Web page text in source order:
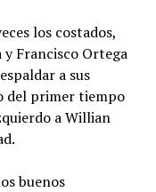
los costados,
y Francisco Ortega
a sus
del primer tiempo
a Willian
buenos